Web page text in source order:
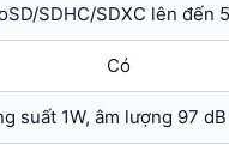
SDHC/SDXC lên đến
Có
suất 1W, âm lượng 97 dB